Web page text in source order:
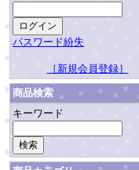
パスワード紛失
［新規会員登録］
商品検索
キーワード